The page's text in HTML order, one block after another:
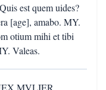
est quem uides?
[age], amabo. MY.
otium mihi et tibi
Valeas.
MVLIER